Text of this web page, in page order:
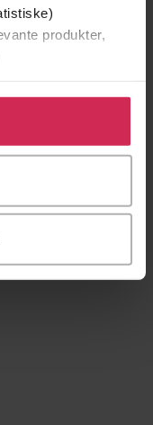
produkter,
samtykke til å
Du kan også
ved å klikke
Selfies
Jussi Adler-Olsen
Guro Dimmen